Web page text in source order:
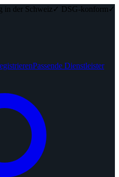
in der Schweiz ✓ DSG-konform ✓
Passende Dienstleister